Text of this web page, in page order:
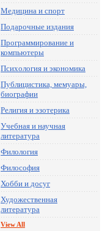
Медицина и спорт
Подарочные издания
Программирование и
компьютеры
Психология и экономика
Публицистика, мемуары,
биографии
Религия и эзотерика
Учебная и научная
литература
Филология
Философия
Хобби и досуг
Художественная
литература
View All